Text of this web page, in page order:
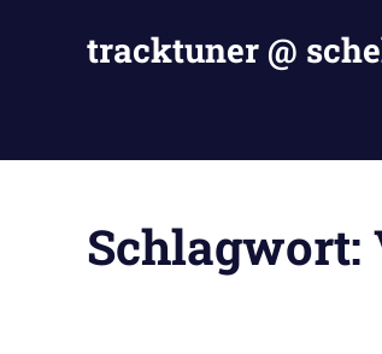
tracktuner @
Hahahaha.
Schlagwort: